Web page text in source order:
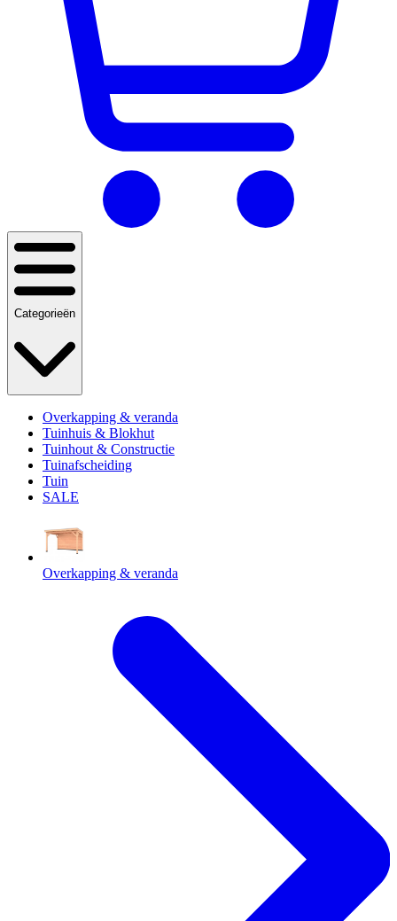
Categorieën
Overkapping & veranda
Tuinhuis & Blokhut
Tuinhout & Constructie
Tuinafscheiding
Tuin
SALE
Overkapping & veranda